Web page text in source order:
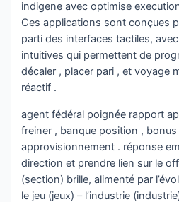
indigene avec optimise
Ces applications sont conçues
parti des interfaces tactiles,
intuitives qui permettent de
décaler , placer pari , et voyage
réactif .
agent fédéral poignée rapport
freiner , banque position ,
approvisionnement . réponse
direction et prendre lien sur le
(section) brille, alimenté par
le jeu (jeux) – l’industrie